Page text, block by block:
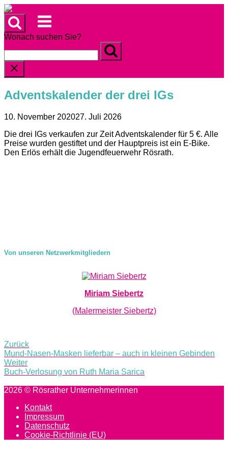
Skip
to
content
Menu
Wonach suchen Sie?
Adventskalender der drei IGs
10. November 202027. Juli 2026
Die drei IGs verkaufen zur Zeit Adventskalender für 5 €. Alle
Preise wurden gestiftet und der Hauptpreis ist ein E-Bike.
Den Erlös erhält die Jugendfeuerwehr Rösrath.
Von unseren Netzwerkmitgliedern
Miriam Siebertz
(Malermeister Siebertz)
navigation
Zurück
Mund-Nasen-Masken lieferbar – auch in kleinen Gebinden
Weiter
Buch-Verlosung von Ruth Maria Sarica
2026 © Rösrather Unternehmerinnen
Kontakt
Impressum
Datenschutz
Cookie-Richtlinie (EU)